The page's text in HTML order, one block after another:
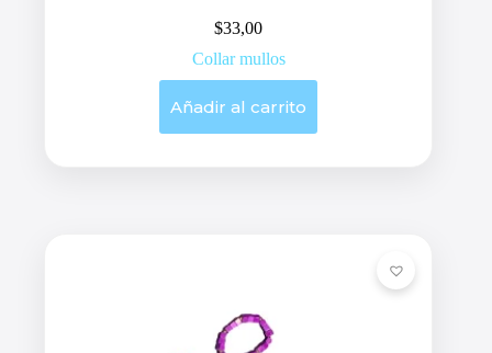
$33,00
Collar mullos
Añadir al carrito